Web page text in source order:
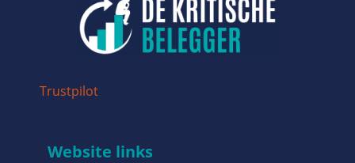
Trustpilot
Website links